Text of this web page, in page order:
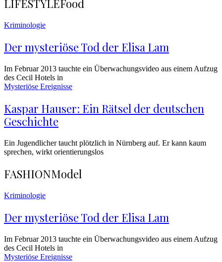
LIFESTYLEFood
Kriminologie
Der mysteriöse Tod der Elisa Lam
Im Februar 2013 tauchte ein Überwachungsvideo aus einem Aufzug
des Cecil Hotels in
Mysteriöse Ereignisse
Kaspar Hauser: Ein Rätsel der deutschen
Geschichte
Ein Jugendlicher taucht plötzlich in Nürnberg auf. Er kann kaum
sprechen, wirkt orientierungslos
FASHIONModel
Kriminologie
Der mysteriöse Tod der Elisa Lam
Im Februar 2013 tauchte ein Überwachungsvideo aus einem Aufzug
des Cecil Hotels in
Mysteriöse Ereignisse